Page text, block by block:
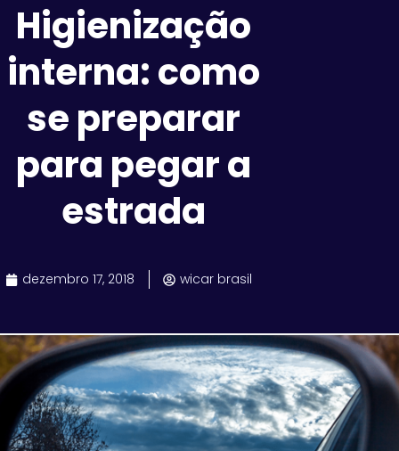
Higienização
interna: como
se preparar
para pegar a
estrada
dezembro 17, 2018 wicar brasil